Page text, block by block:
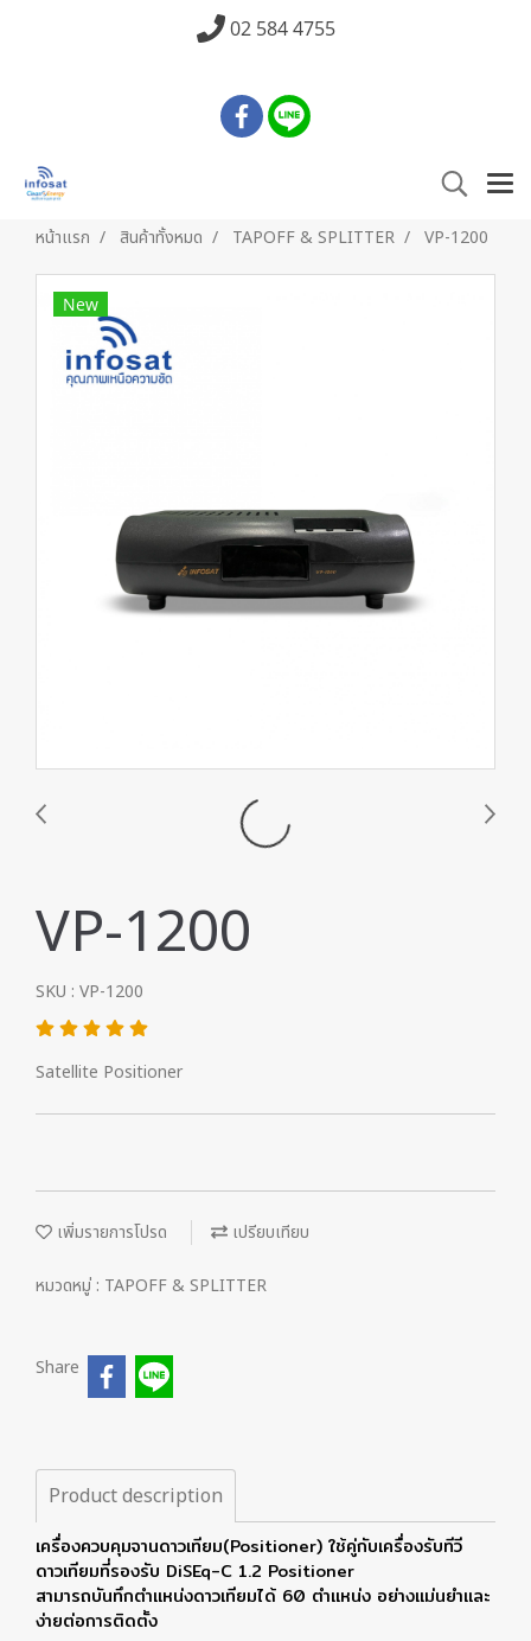
02 584 4755
หน้าแรก สินค้าทั้งหมด TAPOFF & SPLITTER VP-1200
New
VP-1200
SKU : VP-1200
Satellite Positioner
เพิ่มรายการโปรด เปรียบเทียบ
หมวดหมู่ : TAPOFF & SPLITTER
Share
Product description
เครื่องควบคุมจานดาวเทียม(Positioner) ใช้คู่กับเครื่องรับทีวี
ดาวเทียมที่รองรับ DiSEq-C 1.2 Positioner
สามารถบันทึกตำแหน่งดาวเทียมได้ 60 ตำแหน่ง อย่างแม่นยำและ
ง่ายต่อการติดตั้ง